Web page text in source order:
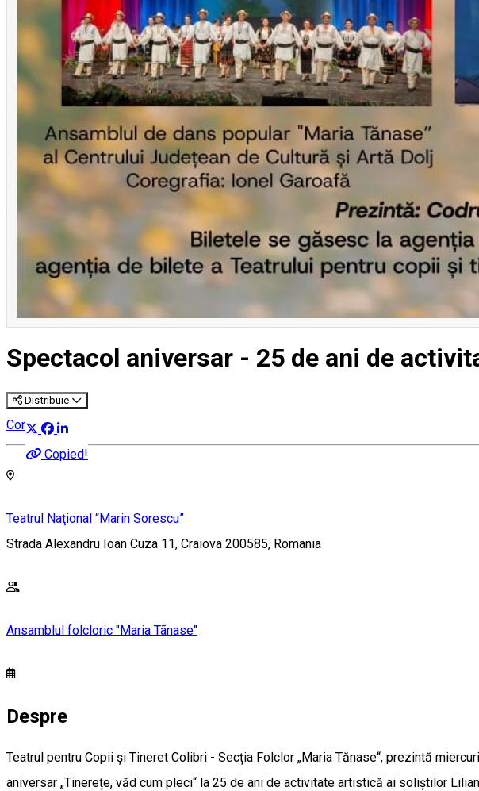
Spectacol aniversar - 25 de ani de
Distribuie
Copied!
Concert
Teatrul Naţional “Marin Sorescu”
Strada Alexandru Ioan Cuza 11, Craiova 200585, Romania
Ansamblul folcloric "Maria Tãnase"
Despre
Teatrul pentru Copii și Tineret Colibri - Secția Folclor „Maria Tănase“, prezintă
aniversar „Tinerețe, văd cum pleci“ la 25 de ani de activitate artistică ai soliștilor